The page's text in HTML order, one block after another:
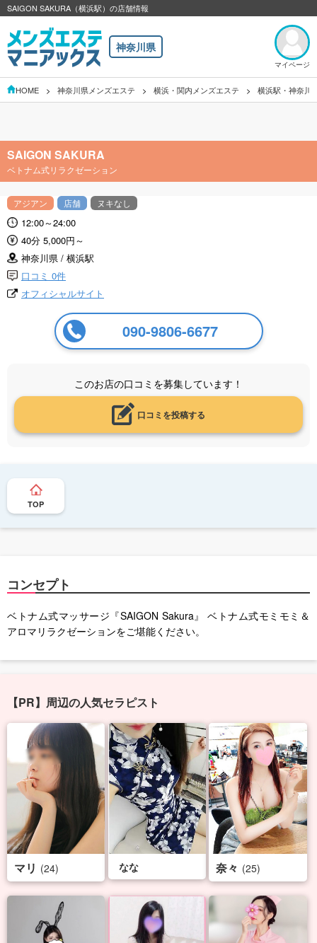
SAIGON SAKURA（横浜駅）の店舗情報
神奈川県
マイページ
HOME 神奈川県メンズエステ 横浜・関内メンズエステ 横浜駅・神奈川
SAIGON SAKURA
ベトナム式リラクゼーション
アジアン 店舗 ヌキなし
12:00～24:00
40分 5,000円～
神奈川県 / 横浜駅
口コミ 0件
オフィシャルサイト
090-9806-6677
このお店の口コミを募集しています！
口コミを投稿する
TOP
コンセプト
ベトナム式マッサージ『SAIGON Sakura』 ベトナム式モミモミ＆
アロマリラクゼーションをご堪能ください。
【PR】周辺の人気セラピスト
マリ (24) なな 奈々 (25)